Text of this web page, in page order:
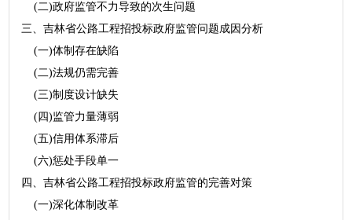
(二)政府监管不力导致的次生问题
三、吉林省公路工程招投标政府监管问题成因分析
(一)体制存在缺陷
(二)法规仍需完善
(三)制度设计缺失
(四)监管力量薄弱
(五)信用体系滞后
(六)惩处手段单一
四、吉林省公路工程招投标政府监管的完善对策
(一)深化体制改革